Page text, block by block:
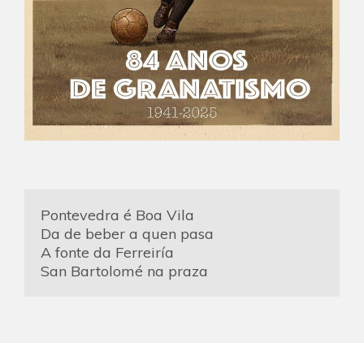
Pontevedra é Boa Vila
Da de beber a quen pasa
A fonte da Ferreiría
San Bartolomé na praza